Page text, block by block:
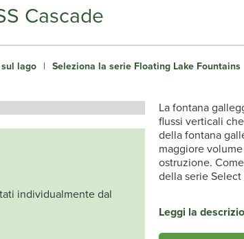
Cascade
lago | Seleziona la serie Floating Lake Fountains
individualmente dal
La fontana
flussi verticali
della fontana
maggiore
ostruzione.
della serie Select
Leggi la